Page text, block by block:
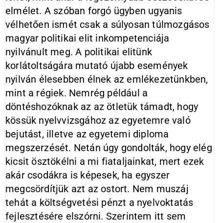
elmélet. A szóban forgó ügyben ugyanis
vélhetően ismét csak a súlyosan túlmozgásos
magyar politikai elit inkompetenciája
nyilvánult meg. A politikai elitünk
korlátoltságára mutató újabb események
nyilván élesebben élnek az emlékezetünkben,
mint a régiek. Nemrég például a
döntéshozóknak az az ötletük támadt, hogy
kössük nyelvvizsgához az egyetemre való
bejutást, illetve az egyetemi diploma
megszerzését. Netán úgy gondolták, hogy elég
kicsit ösztökélni a mi fiataljainkat, mert ezek
akár csodákra is képesek, ha egyszer
megcsördítjük azt az ostort. Nem muszáj
tehát a költségvetési pénzt a nyelvoktatás
fejlesztésére elszórni. Szerintem itt sem